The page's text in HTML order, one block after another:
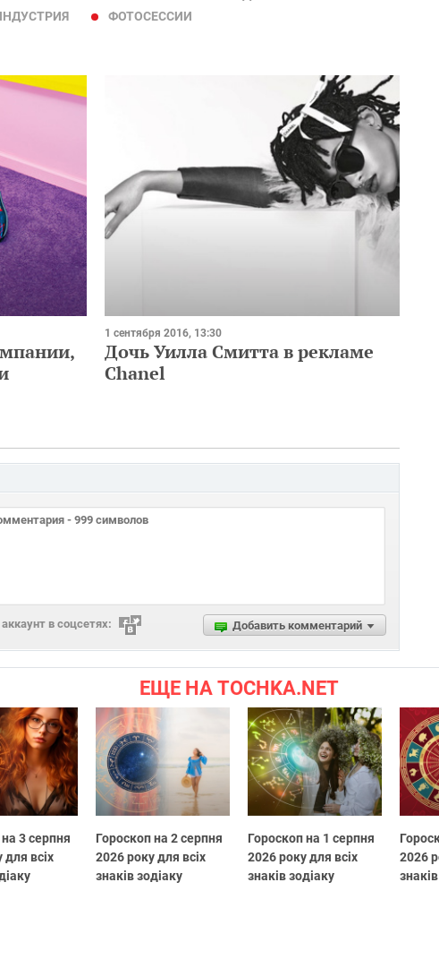
ФОТОСЕССИИ
1 сентября 2016, 13:30
Дочь Уилла Смитта в рекламе
Chanel
Добавить комментарий
в соцсетях:
ЕЩЕ НА TOCHKA.NET
3 серпня
для всіх
Гороскоп на 2 серпня
2026 року для всіх
знаків зодіаку
Гороскоп на 1 серпня
2026 року для всіх
знаків зодіаку
2026